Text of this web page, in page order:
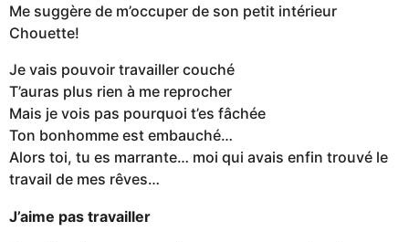
Me suggère de m’occuper de son petit intérieur
Chouette!
Je vais pouvoir travailler couché
T’auras plus rien à me reprocher
Mais je vois pas pourquoi t’es fâchée
Ton bonhomme est embauché…
Alors toi, tu es marrante… moi qui avais enfin trouvé le
travail de mes rêves…
J’aime pas travailler